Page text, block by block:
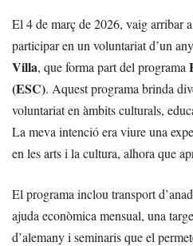
El 4 de març de 2026, vaig arribar a
participar en un voluntariat d’un
Villa, que forma part del programa
(ESC). Aquest programa brinda
voluntariat en àmbits culturals,
La meva intenció era viure una
en les arts i la cultura, alhora que
El programa inclou transport
ajuda econòmica mensual, una
d’alemany i seminaris que el